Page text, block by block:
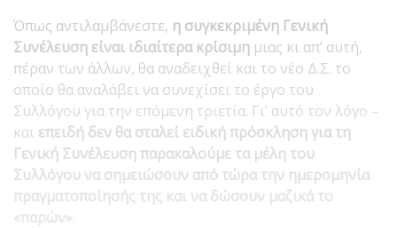
Όπως αντιλαμβάνεστε, η συγκεκριμένη Γενική
Συνέλευση είναι ιδιαίτερα κρίσιμη μιας κι απ’ αυτή,
πέραν των άλλων, θα αναδειχθεί και το νέο Δ.Σ. το
οποίο θα αναλάβει να συνεχίσει το έργο του
Συλλόγου για την επόμενη τριετία. Γι’ αυτό τον λόγο –
και επειδή δεν θα σταλεί ειδική πρόσκληση για τη
Γενική Συνέλευση παρακαλούμε τα μέλη του
Συλλόγου να σημειώσουν από τώρα την ημερομηνία
πραγματοποίησής της και να δώσουν μαζικά το
«παρών»